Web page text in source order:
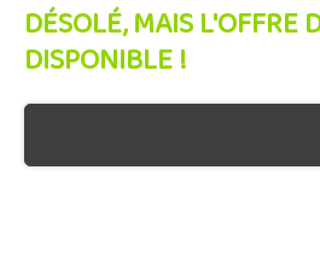
DÉSOLÉ, MAIS L'OFFRE
DISPONIBLE !